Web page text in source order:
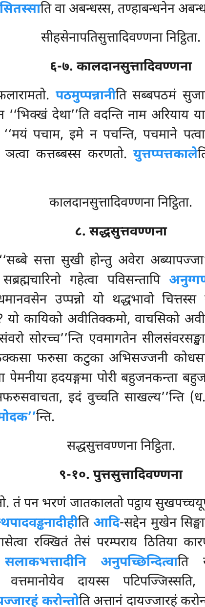
ति वा अबन्धस्स, तण्हाबन्धनेन
सीहसेनापतिसुत्तादिवण्णना निट्ठिता.
६-७. कालदानसुत्तादिवण्णना
पठमुप्पन्नानीति सब्बपठमं
देथा’’ति वदन्ति नाम अरियाय
‘‘मयं पचाम, इमे न पचन्ति, पचमाने
कत्तब्बस्स करणतो.युत्तप्पत्तकाले
कालदानसुत्तादिवण्णना निट्ठिता.
८. सद्धसुत्तवण्णना
सत्ता सुखी होन्तु अवेरा
गहेत्वा पविसन्तापि
उप्पन्नो यो थद्धभावो
यो कायिको अवीतिक्कमो, वाचसिको
सोरच्च’’न्ति एवमागतेन
फरुसा कटुका अभिसज्जनी
हदयङ्गमा पोरी बहुजनकन्ता
इदं वुच्चति साखल्य’’न्ति
न्ति.
सद्धसुत्तवण्णना निट्ठिता.
९-१०. पुत्तसुत्तादिवण्णना
तं पन भरणं जातकालतो पट्ठाय
ति आदि-सद्देन मुखेन
रक्खितं तेसं परम्पराय ठितिया
सलाकभत्तादीनि अनुपच्छिन्दित्वाति
वत्तमानोयेव दायस्स
करोन्तोति अत्तानं दायज्जारहं